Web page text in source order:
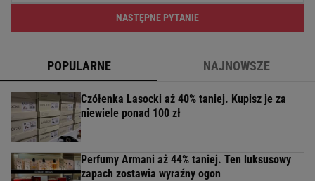
NASTĘPNE PYTANIE
POPULARNE NAJNOWSZE
Czółenka Lasocki aż 40% taniej. Kupisz je za
niewiele ponad 100 zł
Perfumy Armani aż 44% taniej. Ten luksusowy
zapach zostawia wyraźny ogon